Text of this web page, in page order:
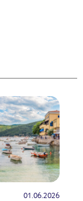
01.06.2026